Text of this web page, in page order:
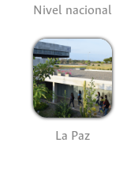
Nivel nacional
La Paz